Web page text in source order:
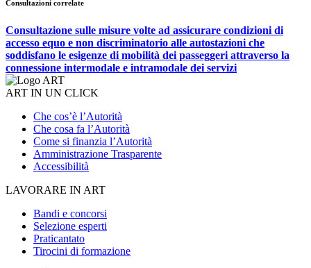
Consultazioni correlate
Consultazione sulle misure volte ad assicurare condizioni di
accesso equo e non discriminatorio alle autostazioni che
soddisfano le esigenze di mobilità dei passeggeri attraverso la
connessione intermodale e intramodale dei servizi
ART IN UN CLICK
Che cos’è l’Autorità
Che cosa fa l’Autorità
Come si finanzia l’Autorità
Amministrazione Trasparente
Accessibilità
LAVORARE IN ART
Bandi e concorsi
Selezione esperti
Praticantato
Tirocini di formazione